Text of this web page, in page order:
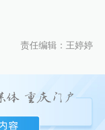
责任编辑：王婷婷